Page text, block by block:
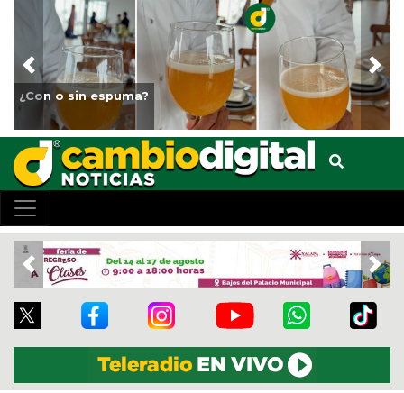
Fortalece Ayuntamiento de Veracruz el
animales del Parque Miguel Ángel de
Previous
Previous